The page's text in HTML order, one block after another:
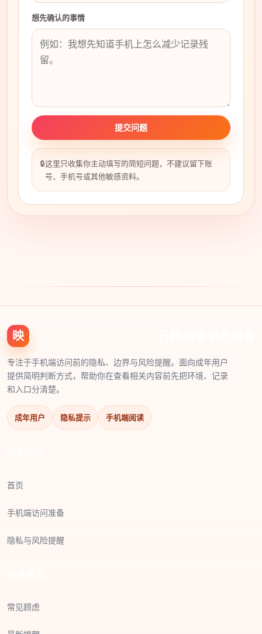
想先确认的事情
提交问题
🔒这里只收集你主动填写的简短问题，不建议留下账
号、手机号或其他敏感资料。
映
专注于手机端访问前的隐私、边界与风险提醒。面向成年用户
提供简明判断方式，帮助你在查看相关内容前先把环境、记录
和入口分清楚。
成年用户 隐私提示 手机端阅读
首页
手机端访问准备
隐私与风险提醒
常见顾虑